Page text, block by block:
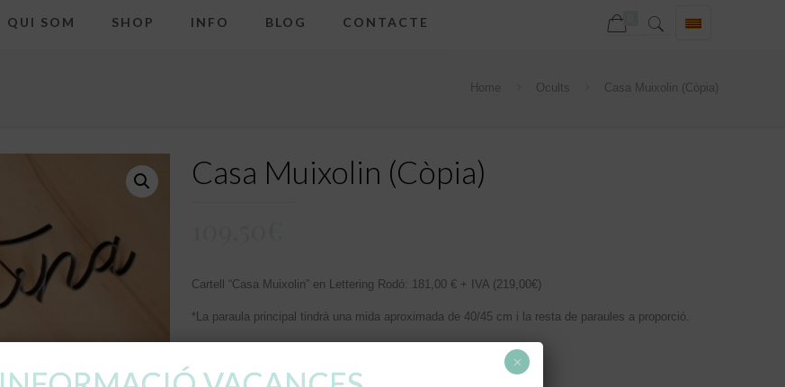
QUI SOM SHOP INFO BLOG CONTACTE
Home Ocults Casa Muixolin (Còpia)
Casa Muixolin (Còpia)
Cartell “Casa Muixolin” en Lettering Rodó: 181,00 € + IVA (219,00€)
*La paraula principal tindrà una mida aproximada de 40/45 cm i la resta de paraules a proporció.
Abans del 4 de novembre
×